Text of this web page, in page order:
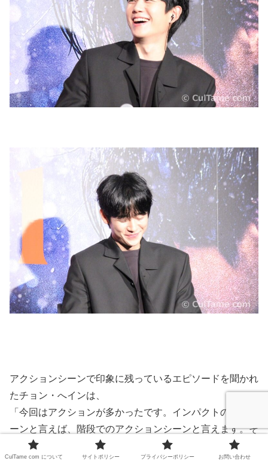
アクションシーンで印象に残っているエピソードを聞かれ
たチョン・へインは、
「今回はアクションが多かったです。インパクトのあるシ
ーンと言えば、階段でのアクションシーンと言えます。そ
して個人的に記憶に残っているのは、僕が演じたパク・ソ
CulTame com について サイトポリシー プライバシーポリシー お問い合わせ